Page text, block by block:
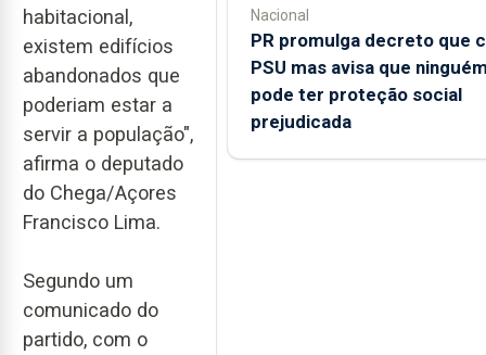
habitacional,
existem edifícios
abandonados que
poderiam estar a
servir a população",
afirma o deputado
do Chega/Açores
Francisco Lima.
Segundo um
comunicado do
partido, com o
Nacional
PR promulga decreto que
PSU mas avisa que
pode ter proteção social
prejudicada